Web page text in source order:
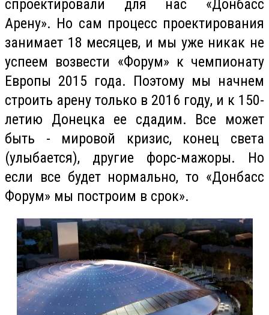
спроектировали для нас «Донбасс
Арену». Но сам процесс проектирования
занимает 18 месяцев, и мы уже никак не
успеем возвести «Форум» к чемпионату
Европы 2015 года. Поэтому мы начнем
строить арену только в 2016 году, и к 150-
летию Донецка ее сдадим. Все может
быть - мировой кризис, конец света
(улыбается), другие форс-мажоры. Но
если все будет нормально, то «Донбасс
Форум» мы построим в срок».